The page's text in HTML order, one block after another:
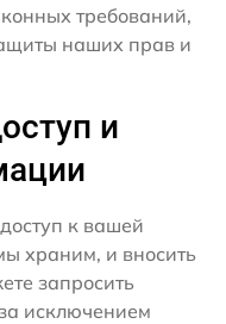
требований,
наших прав и
и
к вашей
храним, и вносить
запросить
исключением